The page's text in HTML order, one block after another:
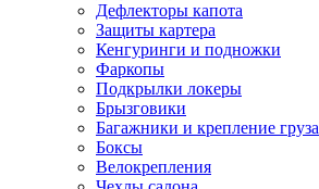
Дефлекторы капота
Защиты картера
Кенгуринги и подножки
Фаркопы
Подкрылки локеры
Брызговики
Багажники и крепление груза
Боксы
Велокрепления